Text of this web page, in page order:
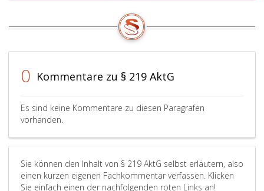
0 Kommentare zu § 219 AktG
Es sind keine Kommentare zu diesen Paragrafen
vorhanden.
Sie können den Inhalt von § 219 AktG selbst erläutern, also
einen kurzen eigenen Fachkommentar verfassen. Klicken
Sie einfach einen der nachfolgenden roten Links an!